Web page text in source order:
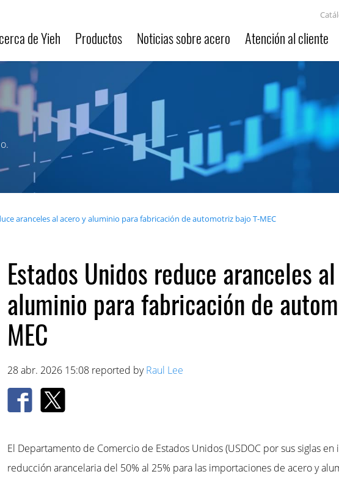
de Yieh Productos Noticias sobre acero Atención al cliente
aranceles al acero y aluminio para fabricación de automotriz bajo T-MEC
Estados Unidos reduce aranceles
aluminio para fabricación de
MEC
28 abr. 2026 15:08 reported byRaul Lee
El Departamento de Comercio de Estados Unidos (USDOC por sus siglas en
reducción arancelaria del 50% al 25% para las importaciones de acero y